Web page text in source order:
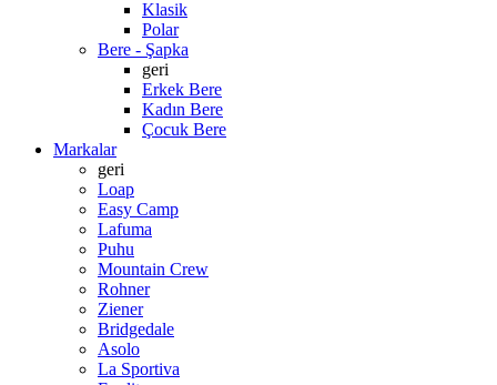
Klasik
Polar
Bere - Şapka
geri
Erkek Bere
Kadın Bere
Çocuk Bere
Markalar
geri
Loap
Easy Camp
Lafuma
Puhu
Mountain Crew
Rohner
Ziener
Bridgedale
Asolo
La Sportiva